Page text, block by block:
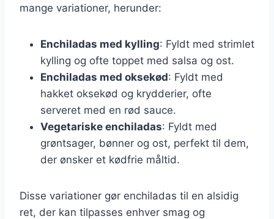
mange variationer, herunder:
Enchiladas med kylling: Fyldt med strimlet
kylling og ofte toppet med salsa og ost.
Enchiladas med oksekød: Fyldt med
hakket oksekød og krydderier, ofte
serveret med en rød sauce.
Vegetariske enchiladas: Fyldt med
grøntsager, bønner og ost, perfekt til dem,
der ønsker et kødfrie måltid.
Disse variationer gør enchiladas til en alsidig
ret, der kan tilpasses enhver smag og